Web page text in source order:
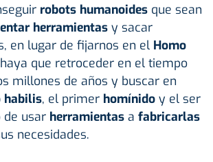
robots humanoides que sean
herramientas y sacar
en lugar de fijarnos en el Homo
que retroceder en el tiempo
millones de años y buscar en
habilis, el primer homínido y el ser
de usar herramientas a fabricarlas
necesidades.